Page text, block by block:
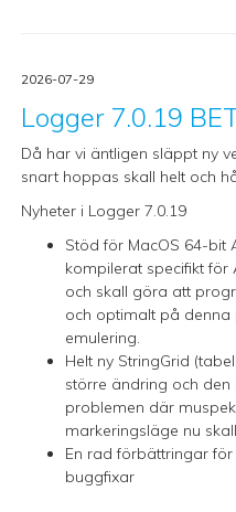
2026-07-29
Logger 7.0.19
Då har vi äntligen släppt ny
snart hoppas skall helt och
Nyheter i Logger 7.0.19
Stöd för MacOS 64-bit
kompilerat specifikt för
och skall göra att
och optimalt på
emulering.
Helt ny StringGrid
större ändring och
problemen där
markeringsläge nu
En rad förbättringar
buggfixar